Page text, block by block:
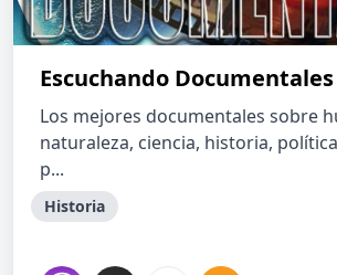
Escuchando Documentales
Los mejores documentales sobre
naturaleza, ciencia, historia,
p...
Historia